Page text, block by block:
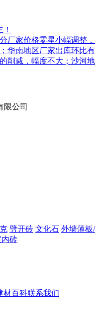
厂家价格零星小幅调整，
华南地区厂家出库环比有
削减，幅度不大；沙河地
限公司
劈开砖 文化石 外墙薄板/
内砖
材百科联系我们